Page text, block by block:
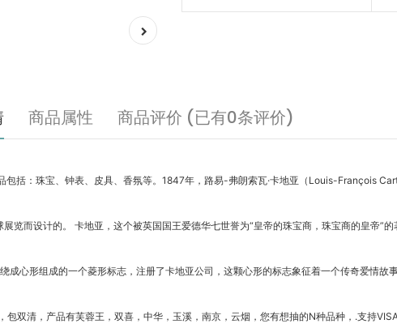
商品属性 商品评价 (已有0条评价)
括：珠宝、钟表、皮具、香氛等。1847年，路易-弗朗索瓦·卡地亚（Louis-François
而设计的。 卡地亚，这个被英国国王爱德华七世誉为“皇帝的珠宝商，珠宝商的皇帝”
心形组成的一个菱形标志，注册了卡地亚公司，这颗心形的标志象征着一个传奇爱情故
双清，产品有芙蓉王，双喜，中华，玉溪，南京，云烟，您有想抽的N种品种，.支持